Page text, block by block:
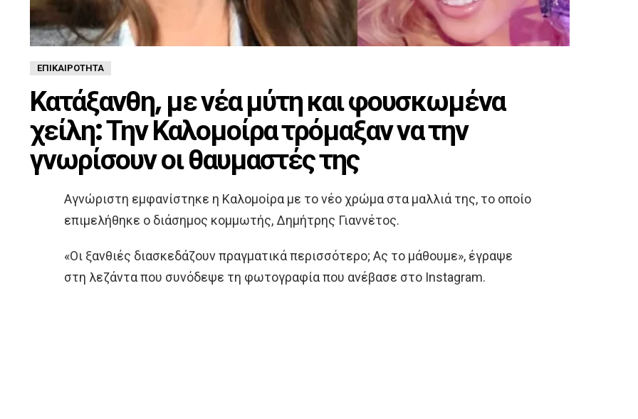
ΕΠΙΚΑΙΡΌΤΗΤΑ
Κατάξανθη, με νέα μύτη και φουσκωμένα
χείλη: Την Καλομοίρα τρόμαξαν να την
γνωρίσουν οι θαυμαστές της
Αγνώριστη εμφανίστηκε η Καλομοίρα με το νέο χρώμα στα μαλλιά της, το οποίο
επιμελήθηκε ο διάσημος κομμωτής, Δημήτρης Γιαννέτος.
«Οι ξανθιές διασκεδάζουν πραγματικά περισσότερο; Ας το μάθουμε», έγραψε
στη λεζάντα που συνόδεψε τη φωτογραφία που ανέβασε στο Instagram.